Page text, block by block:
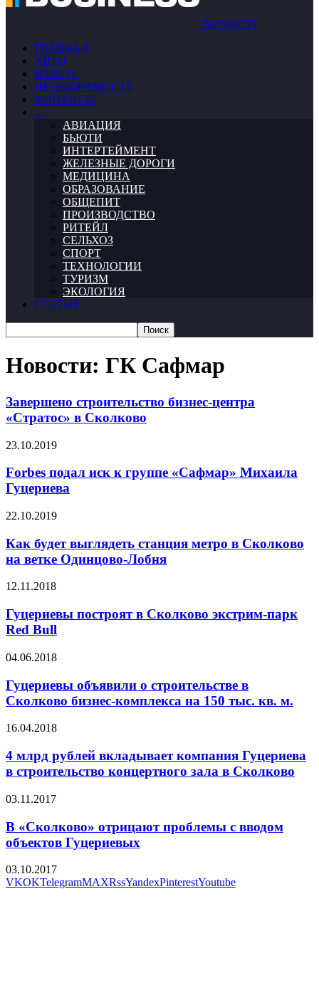
BUSINESS
ГЛАВНАЯ
АВТО
ВЛАСТЬ
НЕДВИЖИМОСТЬ
ФИНАНСЫ
…
АВИАЦИЯ
БЬЮТИ
ИНТЕРТЕЙМЕНТ
ЖЕЛЕЗНЫЕ ДОРОГИ
МЕДИЦИНА
ОБРАЗОВАНИЕ
ОБЩЕПИТ
ПРОИЗВОДСТВО
РИТЕЙЛ
СЕЛЬХОЗ
СПОРТ
ТЕХНОЛОГИИ
ТУРИЗМ
ЭКОЛОГИЯ
СТАТЬИ
Новости: ГК Сафмар
Завершено строительство бизнес-центра
«Стратос» в Сколково
23.10.2019
Forbes подал иск к группе «Сафмар» Михаила
Гуцериева
22.10.2019
Как будет выглядеть станция метро в Сколково
на ветке Одинцово-Лобня
12.11.2018
Гуцериевы построят в Сколково экстрим-парк
Red Bull
04.06.2018
Гуцериевы объявили о строительстве в
Сколково бизнес-комплекса на 150 тыс. кв. м.
16.04.2018
4 млрд рублей вкладывает компания Гуцериева
в строительство концертного зала в Сколково
03.11.2017
В «Сколково» отрицают проблемы с вводом
объектов Гуцериевых
03.10.2017
VKOKTelegramMAXRssYandexPinterestYoutube